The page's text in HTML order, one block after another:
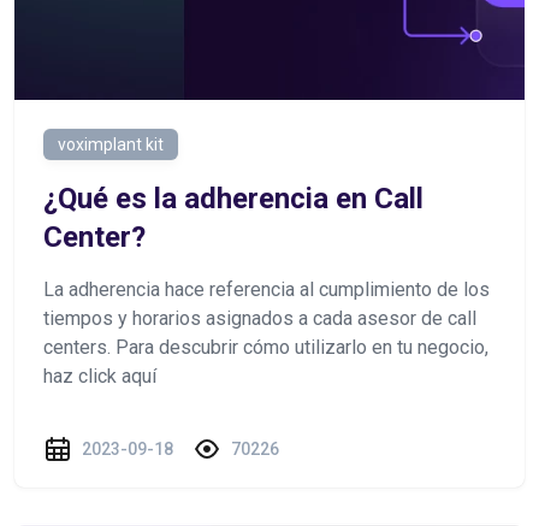
voximplant kit
¿Qué es la adherencia en Call
Center?
La adherencia hace referencia al cumplimiento de los
tiempos y horarios asignados a cada asesor de call
centers. Para descubrir cómo utilizarlo en tu negocio,
haz click aquí
2023-09-18 70226